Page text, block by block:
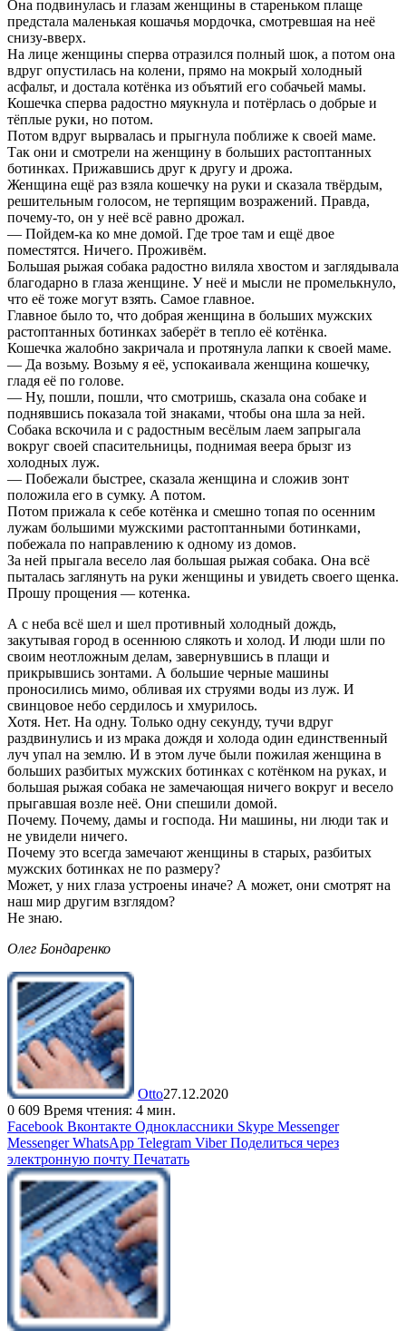
Она подвинулась и глазам женщины в стареньком плаще
предстала маленькая кошачья мордочка, смотревшая на неё
снизу-вверх.
На лице женщины сперва отразился полный шок, а потом она
вдруг опустилась на колени, прямо на мокрый холодный
асфальт, и достала котёнка из объятий его собачьей мамы.
Кошечка сперва радостно мяукнула и потёрлась о добрые и
тёплые руки, но потом.
Потом вдруг вырвалась и прыгнула поближе к своей маме.
Так они и смотрели на женщину в больших растоптанных
ботинках. Прижавшись друг к другу и дрожа.
Женщина ещё раз взяла кошечку на руки и сказала твёрдым,
решительным голосом, не терпящим возражений. Правда,
почему-то, он у неё всё равно дрожал.
— Пойдем-ка ко мне домой. Где трое там и ещё двое
поместятся. Ничего. Проживём.
Большая рыжая собака радостно виляла хвостом и заглядывала
благодарно в глаза женщине. У неё и мысли не промелькнуло,
что её тоже могут взять. Самое главное.
Главное было то, что добрая женщина в больших мужских
растоптанных ботинках заберёт в тепло её котёнка.
Кошечка жалобно закричала и протянула лапки к своей маме.
— Да возьму. Возьму я её, успокаивала женщина кошечку,
гладя её по голове.
— Ну, пошли, пошли, что смотришь, сказала она собаке и
поднявшись показала той знаками, чтобы она шла за ней.
Собака вскочила и с радостным весёлым лаем запрыгала
вокруг своей спасительницы, поднимая веера брызг из
холодных луж.
— Побежали быстрее, сказала женщина и сложив зонт
положила его в сумку. А потом.
Потом прижала к себе котёнка и смешно топая по осенним
лужам большими мужскими растоптанными ботинками,
побежала по направлению к одному из домов.
За ней прыгала весело лая большая рыжая собака. Она всё
пыталась заглянуть на руки женщины и увидеть своего щенка.
Прошу прощения — котенка.
А с неба всё шел и шел противный холодный дождь,
закутывая город в осеннюю слякоть и холод. И люди шли по
своим неотложным делам, завернувшись в плащи и
прикрывшись зонтами. А большие черные машины
проносились мимо, обливая их струями воды из луж. И
свинцовое небо сердилось и хмурилось.
Хотя. Нет. На одну. Только одну секунду, тучи вдруг
раздвинулись и из мрака дождя и холода один единственный
луч упал на землю. И в этом луче были пожилая женщина в
больших разбитых мужских ботинках с котёнком на руках, и
большая рыжая собака не замечающая ничего вокруг и весело
прыгавшая возле неё. Они спешили домой.
Почему. Почему, дамы и господа. Ни машины, ни люди так и
не увидели ничего.
Почему это всегда замечают женщины в старых, разбитых
мужских ботинках не по размеру?
Может, у них глаза устроены иначе? А может, они смотрят на
наш мир другим взглядом?
Не знаю.
Олег Бондаренко
Otto27.12.2020
0 609 Время чтения: 4 мин.
Facebook Вконтакте Одноклассники Skype Messenger
Messenger WhatsApp Telegram Viber Поделиться через
электронную почту Печатать